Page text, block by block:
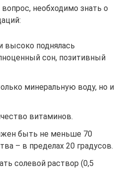
необходимо знать о
высоко поднялась
сон, позитивный
минеральную воду, но и
витаминов.
быть не меньше 70
– в пределах 20 градусов.
солевой раствор (0,5